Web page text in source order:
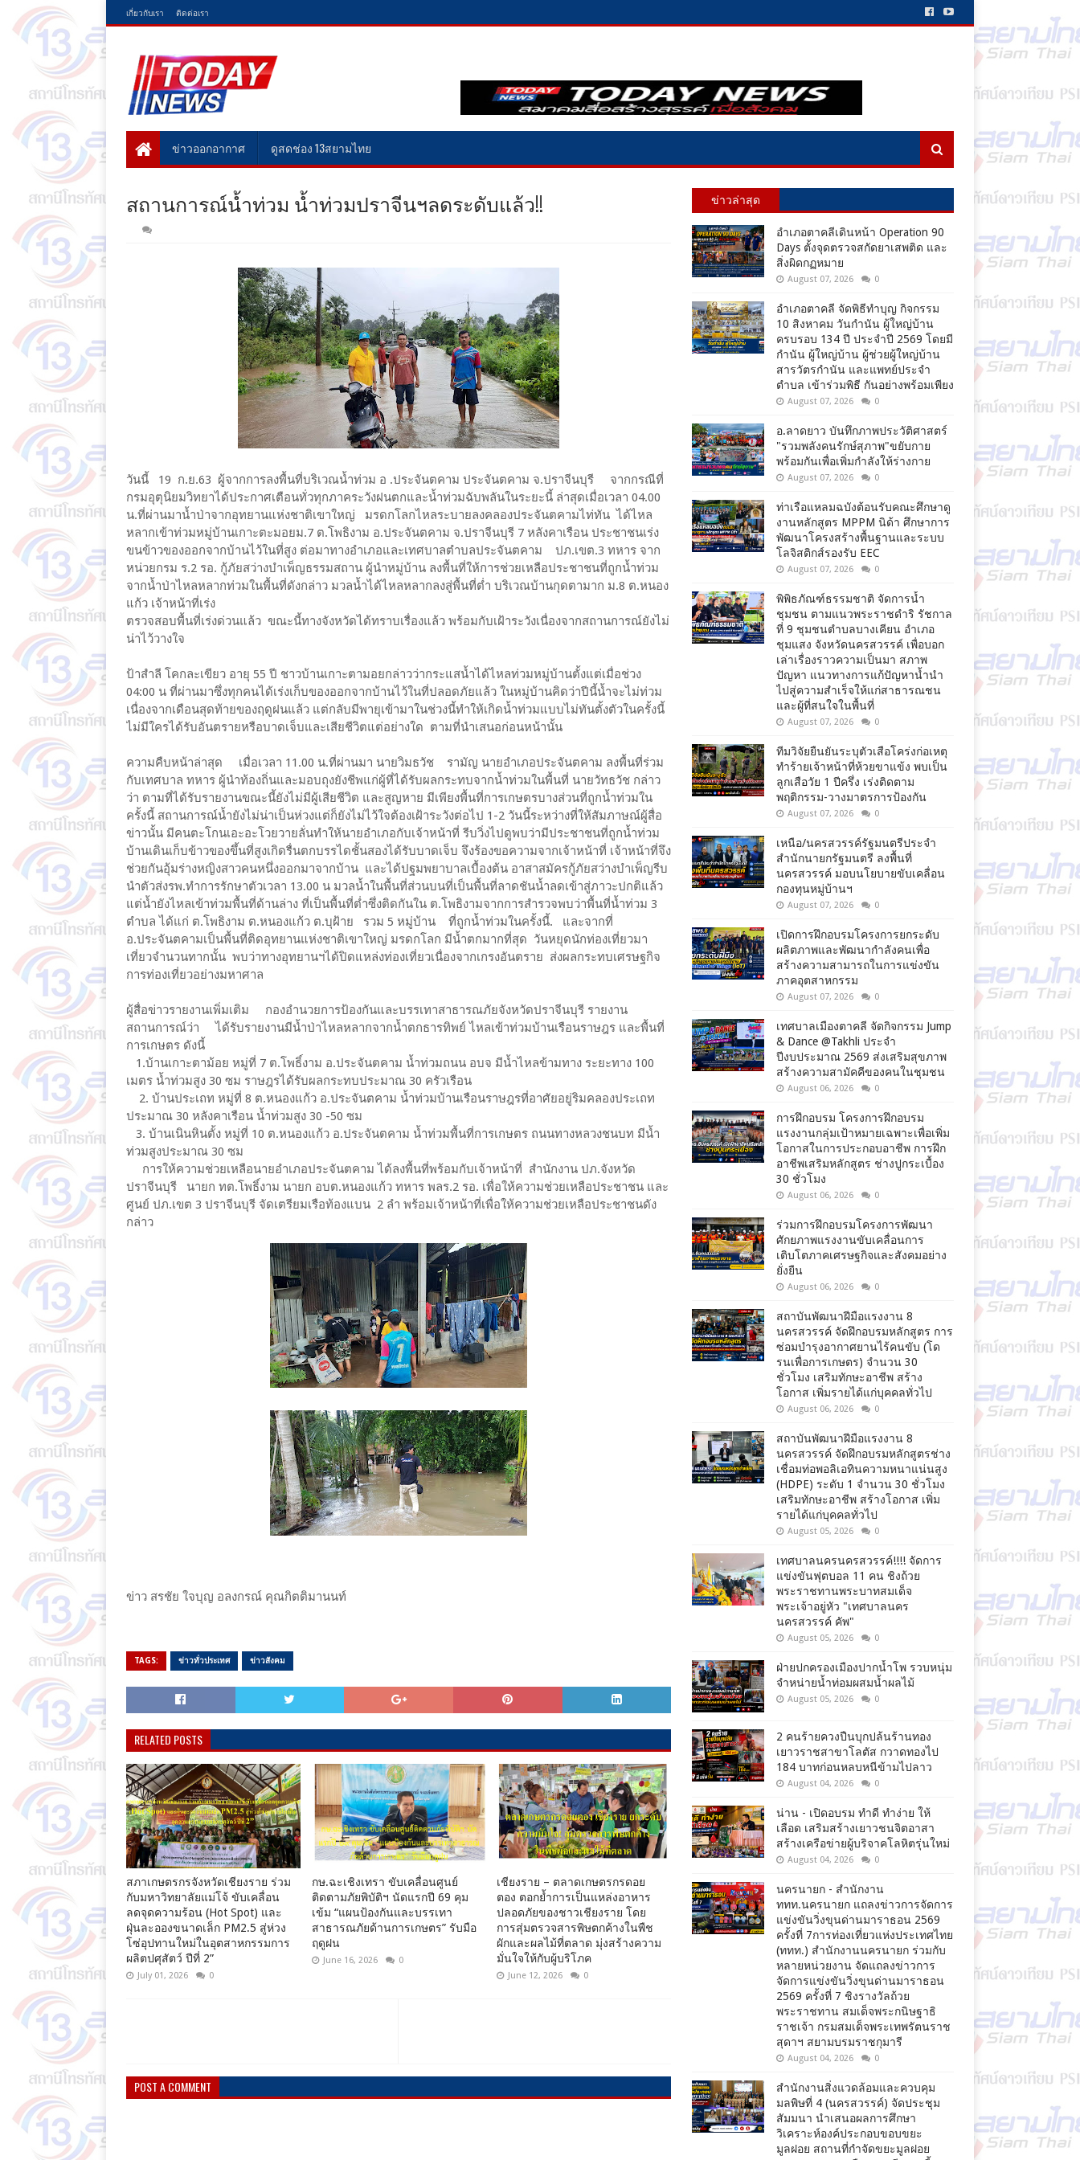
เกี่ยวกับเรา ติดต่อเรา
ข่าวออกอากาศ ดูสดช่อง 13สยามไทย
สถานการณ์น้ำท่วม น้ำท่วมปราจีนฯลดระดับแล้ว!!
วันนี้ 19 ก.ย.63 ผู้จากการลงพื้นที่บริเวณน้ำท่วม อ .ประจันตคาม ประจันตคาม จ.ปราจีนบุรี จากกรณีที่
กรมอุตุนิยมวิทยาได้ประกาศเตือนทั่วทุกภาคระวังฝนตกและน้ำท่วมฉับพลันในระยะนี้ ล่าสุดเมื่อเวลา 04.00
น.ที่ผ่านมาน้ำป่าจากอุทยานแห่งชาติเขาใหญ่ มรดกโลกไหลระบายลงคลองประจันตคามไท่ทัน ได้ไหล
หลากเข้าท่วมหมู่บ้านเกาะตะมอยม.7 ต.โพธิงาม อ.ประจันตคาม จ.ปราจีนบุรี 7 หลังคาเรือน ประชาชนเร่ง
ขนข้าวของออกจากบ้านไว้ในที่สูง ต่อมาทางอำเภอและเทศบาลตำบลประจันตคาม ปภ.เขต.3 ทหาร จาก
หน่วยกรม ร.2 รอ. กู้ภัยสว่างบำเพ็ญธรรมสถาน ผู้นำหมู่บ้าน ลงพื้นที่ให้การช่วยเหลือประชาชนที่ถูกน้ำท่วม
จากน้ำป่าไหลหลากท่วมในพื้นที่ดังกล่าว มวลน้ำได้ไหลหลากลงสู่พื้นที่ต่ำ บริเวณบ้านกุดตามาก ม.8 ต.หนอง
แก้ว เจ้าหน้าที่เร่ง
ตรวจสอบพื้นที่เร่งด่วนแล้ว ขณะนี้ทางจังหวัดได้ทราบเรื่องแล้ว พร้อมกับเฝ้าระวังเนื่องจากสถานการณ์ยังไม่
น่าไว้วางใจ
ป้าสำลี โคกละเขียว อายุ 55 ปี ชาวบ้านเกาะตามอยกล่าวว่ากระแสน้ำได้ไหลท่วมหมู่บ้านตั้งแต่เมื่อช่วง
04:00 น ที่ผ่านมาซึ่งทุกคนได้เร่งเก็บของออกจากบ้านไว้ในที่ปลอดภัยแล้ว ในหมู่บ้านคิดว่าปีนี้น้ำจะไม่ท่วม
เนื่องจากเดือนสุดท้ายของฤดูฝนแล้ว แต่กลับมีพายุเข้ามาในช่วงนี้ทำให้เกิดน้ำท่วมแบบไม่ทันตั้งตัวในครั้งนี้
ไม่มีใครได้รับอันตรายหรือบาดเจ็บและเสียชีวิตแต่อย่างใด ตามที่นำเสนอก่อนหน้านั้น
ความคืบหน้าล่าสุด เมื่อเวลา 11.00 น.ที่ผ่านมา นายวิมธวัช รามัญ นายอำเภอประจันตคาม ลงพื้นที่ร่วม
กับเทศบาล ทหาร ผู้นำท้องถิ่นและมอบถุงยังชีพแก่ผู้ที่ได้รับผลกระทบจากน้ำท่วมในพื้นที่ นายวัทธวัช กล่าว
ว่า ตามที่ได้รับรายงานขณะนี้ยังไม่มีผู้เสียชีวิต และสูญหาย มีเพียงพื้นที่การเกษตรบางส่วนที่ถูกน้ำท่วมใน
ครั้งนี้ สถานการณ์น้ำยังไม่น่าเป็นห่วงแต่ก็ยังไม่ไว้ใจต้องเฝ้าระวังต่อไป 1-2 วันนี้ระหว่างที่ให้สัมภาษณ์ผู้สื่อ
ข่าวนั้น มีคนตะโกนเอะอะโวยวายลั่นทำให้นายอำเภอกับเจ้าหน้าที่ รีบวิ่งไปดูพบว่ามีประชาชนที่ถูกน้ำท่วม
บ้านเดินเก็บข้าวของขึ้นที่สูงเกิดรื่นตกบรรไดชั้นสองได้รับบาดเจ็บ จึงร้องขอความจากเจ้าหน้าที่ เจ้าหน้าที่จึง
ช่วยกันอุ้มร่างหญิงสาวคนหนึ่งออกมาจากบ้าน และได้ปฐมพยาบาลเบื้องต้น อาสาสมัครกู้ภัยสว่างบำเพ็ญรีบ
นำตัวส่งรพ.ทำการรักษาตัวเวลา 13.00 น มวลน้ำในพื้นที่ส่วนบนที่เป็นพื้นที่ลาดชันน้ำลดเข้าสู่ภาวะปกติแล้ว
แต่น้ำยังไหลเข้าท่วมพื้นที่ด้านล่าง ที่เป็นพื้นที่ต่ำซึ่งติดกันใน ต.โพธิงามจากการสำรวจพบว่าพื้นที่น้ำท่วม 3
ตำบล ได้แก่ ต.โพธิงาม ต.หนองแก้ว ต.บุฝ้าย รวม 5 หมู่บ้าน ที่ถูกน้ำท่วมในครั้งนี้. และจากที่
อ.ประจันตคามเป็นพื้นที่ติดอุทยานแห่งชาติเขาใหญ่ มรดกโลก มีน้ำตกมากที่สุด วันหยุดนักท่องเที่ยวมา
เที่ยวจำนวนทากนั้น พบว่าทางอุทยานฯได้ปิดแหล่งท่องเที่ยวเนื่องจากเกรงอันตราย ส่งผลกระทบเศรษฐกิจ
การท่องเที่ยวอย่างมหาศาล
ผู้สื่อข่าวรายงานเพิ่มเติม ​ กองอำนวยการป้องกันและบรรเทาสาธารณภัยจังหวัดปราจีนบุรี​ รายงาน
สถานการณ์ว่า ได้รับรายงานมีน้ำป่าไหลหลากจากน้ำตกธารทิพย์​ ไหลเข้าท่วมบ้านเรือนราษฎร​ และพื้นที่
การเกษตร​ ดังนี้
1.บ้านเกาะตาม้อย​ หมู่ที่​ 7​ ต.โพธิ์งาม​ อ.ประจันตคาม​ น้ำท่วมถนน​ อบจ​ มีน้ำไหลข้ามทาง​ ระยะทาง​ 100​
เมตร​ น้ำท่วมสูง​ 30​ ซม​ ราษฎรได้รับผลกระทบประมาณ​ 30​ ครัวเรือน
2.​ บ้านประเถท​ หมู่ที่​ 8​ ต.หนองแก้ว​ อ.ประจันตคาม​ น้ำท่วมบ้านเรือนราษฎรที่อาศัยอยู่ริมคลองประเถท​
ประมาณ​ 30​ หลังคาเรือน​ น้ำท่วมสูง​ 30​ -​50​ ซม
3.​ บ้านเนินหินตั้ง​ หมู่ที่​ 10​ ต.หนองแก้ว​ อ.ประจันตคาม​ น้ำท่วมพื้นที่การเกษตร​ ถนนทางหลวงชนบท​ มีน้ำ
ท่วมสูงประมาณ​ 30​ ซม
การให้ความช่วยเหลือนายอำเภอประจันตคาม​ ได้ลงพื้นที่พร้อมกับเจ้าหน้าที่​ สำนักงาน​ ปภ.จังหวัด
ปราจีนบุรี​ นายก​ ทต.โพธิ์งาม​ นายก​ อบต.หนองแก้ว​ ทหาร​ พลร.2​ รอ.​ เพื่อให้ความช่วยเหลือประชาชน และ
ศูนย์​ ปภ.เขต​ 3​ ปราจีนบุรี​ จัดเตรียมเรือท้องแบน​ 2​ ลำ พร้อมเจ้าหน้าที่เพื่อให้ความช่วยเหลือประชาชนดัง
กล่าว
ข่าว สรชัย ใจบุญ อลงกรณ์ คุณกิตติมานนท์
TAGS: ข่าวทั่วประเทศ ข่าวสังคม
RELATED POSTS
สภาเกษตรกรจังหวัดเชียงราย ร่วม
กับมหาวิทยาลัยแม่โจ้ ขับเคลื่อน
ลดจุดความร้อน (Hot Spot) และ
ฝุ่นละอองขนาดเล็ก PM2.5 สู่ห่วง
โซ่อุปทานใหม่ในอุตสาหกรรมการ
ผลิตปศุสัตว์ ปีที่ 2”
July 01, 2026 0
กษ.ฉะเชิงเทรา ขับเคลื่อนศูนย์
ติดตามภัยพิบัติฯ นัดแรกปี 69 คุม
เข้ม “แผนป้องกันและบรรเทา
สาธารณภัยด้านการเกษตร” รับมือ
ฤดูฝน
June 16, 2026 0
เชียงราย – ตลาดเกษตรกรดอย
ตอง ตอกย้ำการเป็นแหล่งอาหาร
ปลอดภัยของชาวเชียงราย โดย
การสุ่มตรวจสารพิษตกค้างในพืช
ผักและผลไม้ที่ตลาด มุ่งสร้างความ
มั่นใจให้กับผู้บริโภค
June 12, 2026 0
POST A COMMENT
ข่าวล่าสุด
อำเภอตาคลีเดินหน้า Operation 90
Days ตั้งจุดตรวจสกัดยาเสพติด และ
สิ่งผิดกฏหมาย
August 07, 2026 0
อำเภอตาคลี จัดพิธีทำบุญ กิจกรรม
10 สิงหาคม วันกำนัน ผู้ใหญ่บ้าน
ครบรอบ 134 ปี ประจำปี 2569 โดยมี
กำนัน ผู้ใหญ่บ้าน ผู้ช่วยผู้ใหญ่บ้าน
สารวัตรกำนัน และแพทย์ประจำ
ตำบล เข้าร่วมพิธี กันอย่างพร้อมเพียง
August 07, 2026 0
อ.ลาดยาว บันทึกภาพประวัติศาสตร์
"รวมพลังคนรักษ์สุภาพ"ขยับกาย
พร้อมกันเพื่อเพิ่มกำลังให้ร่างกาย
August 07, 2026 0
ท่าเรือแหลมฉบังต้อนรับคณะศึกษาดู
งานหลักสูตร MPPM นิด้า ศึกษาการ
พัฒนาโครงสร้างพื้นฐานและระบบ
โลจิสติกส์รองรับ EEC
August 07, 2026 0
พิพิธภัณฑ์ธรรมชาติ จัดการน้ำ
ชุมชน ตามแนวพระราชดำริ รัชกาล
ที่ 9 ชุมชนตำบลบางเคียน อำเภอ
ชุมแสง จังหวัดนครสวรรค์ เพื่อบอก
เล่าเรื่องราวความเป็นมา สภาพ
ปัญหา แนวทางการแก้ปัญหาน้ำนำ
ไปสู่ความสำเร็จให้แก่สาธารณชน
และผู้ที่สนใจในพื้นที่
August 07, 2026 0
ทีมวิจัยยืนยันระบุตัวเสือโคร่งก่อเหตุ
ทำร้ายเจ้าหน้าที่ห้วยขาแข้ง พบเป็น
ลูกเสือวัย 1 ปีครึ่ง เร่งติดตาม
พฤติกรรม-วางมาตรการป้องกัน
August 07, 2026 0
เหนือ/นครสวรรค์รัฐมนตรีประจำ
สำนักนายกรัฐมนตรี ลงพื้นที่
นครสวรรค์ มอบนโยบายขับเคลื่อน
กองทุนหมู่บ้านฯ
August 07, 2026 0
เปิดการฝึกอบรมโครงการยกระดับ
ผลิตภาพและพัฒนากำลังคนเพื่อ
สร้างความสามารถในการแข่งขัน
ภาคอุตสาหกรรม
August 07, 2026 0
เทศบาลเมืองตาคลี จัดกิจกรรม Jump
& Dance @Takhli ประจำ
ปีงบประมาณ 2569 ส่งเสริมสุขภาพ
สร้างความสามัคคีของคนในชุมชน
August 06, 2026 0
การฝึกอบรม โครงการฝึกอบรม
แรงงานกลุ่มเป้าหมายเฉพาะเพื่อเพิ่ม
โอกาสในการประกอบอาชีพ การฝึก
อาชีพเสริมหลักสูตร ช่างปูกระเบื้อง
30 ชั่วโมง
August 06, 2026 0
ร่วมการฝึกอบรมโครงการพัฒนา
ศักยภาพแรงงานขับเคลื่อนการ
เติบโตภาคเศรษฐกิจและสังคมอย่าง
ยั่งยืน
August 06, 2026 0
สถาบันพัฒนาฝีมือแรงงาน 8
นครสวรรค์ จัดฝึกอบรมหลักสูตร การ
ซ่อมบำรุงอากาศยานไร้คนขับ (โด
รนเพื่อการเกษตร) จำนวน 30
ชั่วโมง เสริมทักษะอาชีพ สร้าง
โอกาส เพิ่มรายได้แก่บุคคลทั่วไป
August 06, 2026 0
สถาบันพัฒนาฝีมือแรงงาน 8
นครสวรรค์ จัดฝึกอบรมหลักสูตรช่าง
เชื่อมท่อพอลิเอทินความหนาแน่นสูง
(HDPE) ระดับ 1 จำนวน 30 ชั่วโมง
เสริมทักษะอาชีพ สร้างโอกาส เพิ่ม
รายได้แก่บุคคลทั่วไป
August 05, 2026 0
เทศบาลนครนครสวรรค์!!!! จัดการ
แข่งขันฟุตบอล 11 คน ชิงถ้วย
พระราชทานพระบาทสมเด็จ
พระเจ้าอยู่หัว "เทศบาลนคร
นครสวรรค์ คัพ"
August 05, 2026 0
ฝ่ายปกครองเมืองปากน้ำโพ รวบหนุ่ม
จำหน่ายน้ำท่อมผสมน้ำผลไม้
August 05, 2026 0
2 คนร้ายควงปืนบุกปล้นร้านทอง
เยาวราชสาขาโลตัส กวาดทองไป
184 บาทก่อนหลบหนีข้ามไปลาว
August 04, 2026 0
น่าน - เปิดอบรม ทำดี ทำง่าย ให้
เลือด เสริมสร้างเยาวชนจิตอาสา
สร้างเครือข่ายผู้บริจาคโลหิตรุ่นใหม่
August 04, 2026 0
นครนายก - สำนักงาน
ททท.นครนายก แถลงข่าวการจัดการ
แข่งขันวิ่งขุนด่านมาราธอน 2569
ครั้งที่ 7การท่องเที่ยวแห่งประเทศไทย
(ททท.) สำนักงานนครนายก ร่วมกับ
หลายหน่วยงาน จัดแถลงข่าวการ
จัดการแข่งขันวิ่งขุนด่านมาราธอน
2569 ครั้งที่ 7 ชิงรางวัลถ้วย
พระราชทาน สมเด็จพระกนิษฐาธิ
ราชเจ้า กรมสมเด็จพระเทพรัตนราช
สุดาฯ สยามบรมราชกุมารี
August 04, 2026 0
สำนักงานสิ่งแวดล้อมและควบคุม
มลพิษที่ 4 (นครสวรรค์) จัดประชุม
สัมมนา นำเสนอผลการศึกษา
วิเคราะห์องค์ประกอบขอบขยะ
มูลฝอย สถานที่กำจัดขยะมูลฝอย